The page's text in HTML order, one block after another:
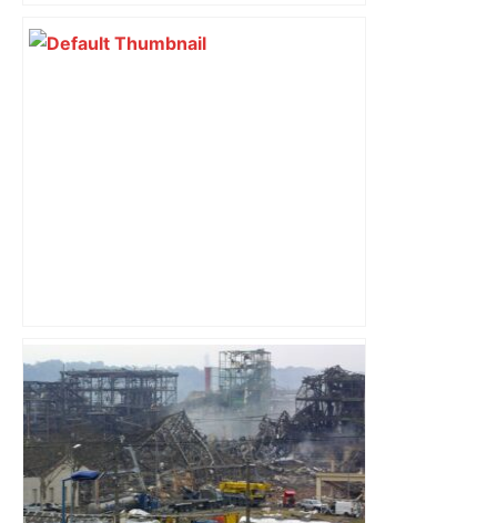
Somme, une réunion annuelle des
évêques protecteurs de l’Institut
Au cœur du quotidien d'une infirmière
du CHU de Toulouse – Sud Radio